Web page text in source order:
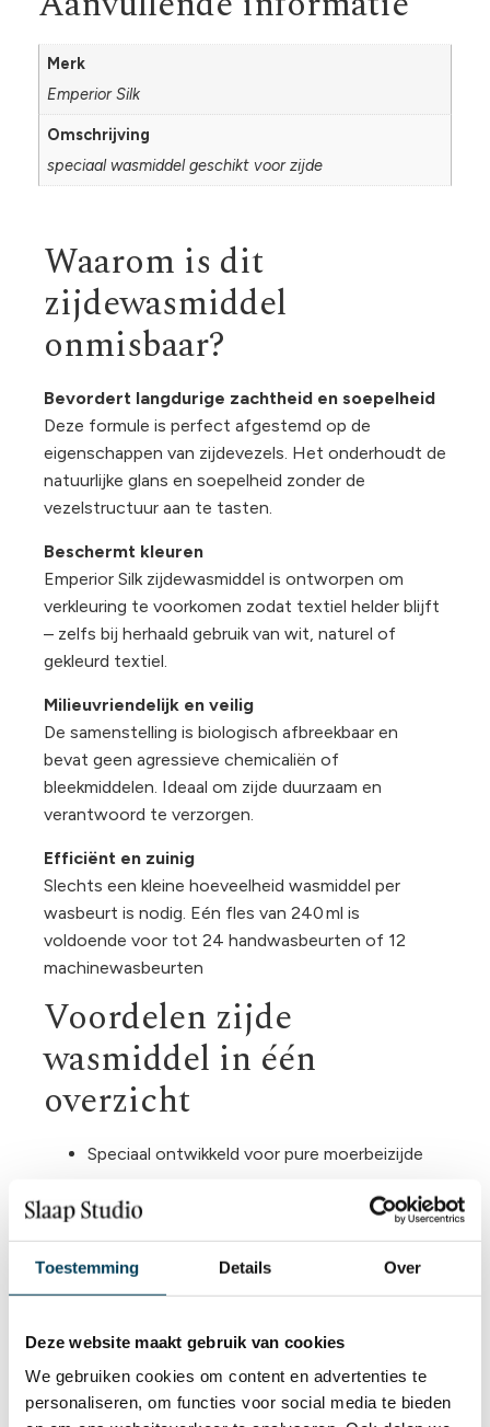
Toestemming Details Over
Deze website maakt gebruik van cookies
We gebruiken cookies om content en advertenties te
personaliseren, om functies voor social media te bieden
Waarom is dit
zijdewasmiddel
onmisbaar?
Bevordert langdurige zachtheid en soepelheid
Deze formule is perfect afgestemd op de
eigenschappen van zijdevezels. Het onderhoudt de
natuurlijke glans en soepelheid zonder de
vezelstructuur aan te tasten.
Beschermt kleuren
Emperior Silk zijdewasmiddel is ontworpen om
verkleuring te voorkomen zodat textiel helder blijft
– zelfs bij herhaald gebruik van wit, naturel of
gekleurd textiel.
Milieuvriendelijk en veilig
De samenstelling is biologisch afbreekbaar en
bevat geen agressieve chemicaliën of
bleekmiddelen. Ideaal om zijde duurzaam en
verantwoord te verzorgen.
Efficiënt en zuinig
Slechts een kleine hoeveelheid wasmiddel per
wasbeurt is nodig. Eén fles van 240 ml is
voldoende voor tot 24 handwasbeurten of 12
machinewasbeurten
Voordelen zijde
wasmiddel in één
overzicht
Speciaal ontwikkeld voor pure moerbeizijde
Geschikt voor hand- en machinewas
Behoud van zachtheid, glans en helderheid
Zuinig in gebruik, biologisch afbreekbaar
Onderhoudstips
Merk
Emperior Silk
Omschrijving
speciaal wasmiddel geschikt voor zijde